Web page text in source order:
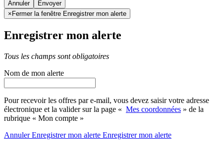
Annuler
× Fermer la fenêtre Enregistrer mon alerte
Enregistrer mon alerte
Tous les champs sont obligatoires
Nom de mon alerte
Pour recevoir les offres par e-mail, vous devez saisir votre adresse
électronique et la valider sur la page « Mes coordonnées » de la
rubrique « Mon compte »
AnnulerEnregistrer mon alerte Enregistrermon alerte